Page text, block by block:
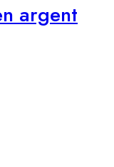
argent